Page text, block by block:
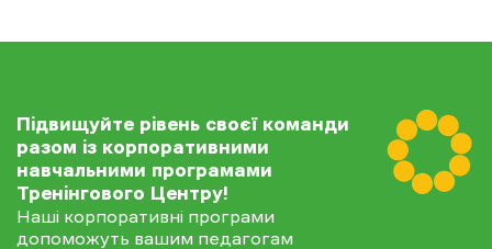
Підвищуйте рівень своєї команди
разом із корпоративними
навчальними програмами
Тренінгового Центру!
Наші корпоративні програми
допоможуть вашим педагогам